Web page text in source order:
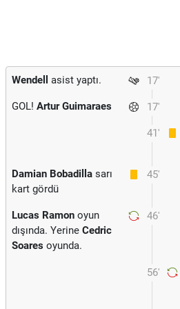
17'
Wendell asist yaptı.
17'
GOL! Artur Guimaraes
41'
45'
Damian Bobadilla sarı
kart gördü
46'
Lucas Ramon oyun
dışında. Yerine Cedric
Soares oyunda.
56'